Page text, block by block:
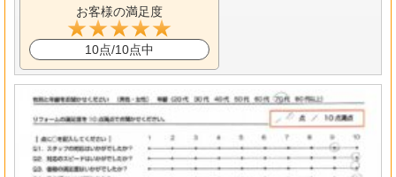
お客様の満足度
10点/10点中